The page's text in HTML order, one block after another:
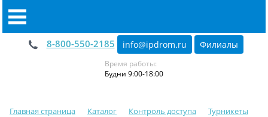
8-800-550-2185 info@ipdrom.ru Филиалы
Время работы:
Будни 9:00-18:00
Главная страница Каталог Контроль доступа
Турникеты